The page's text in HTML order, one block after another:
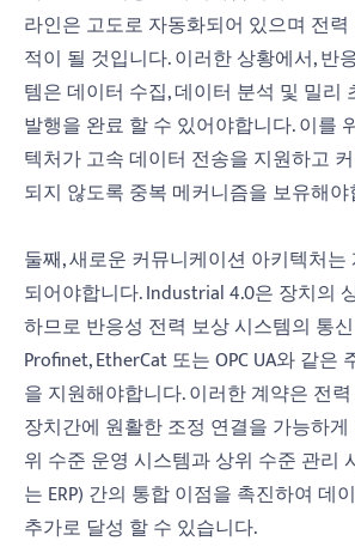
라인은 고도로 자동화되어 있으며 전
적이 될 것입니다. 이러한 상황에서, 반
템은 데이터 수집, 데이터 분석 및 밀리
발행을 완료 할 수 있어야합니다. 이를
텍처가 고속 데이터 전송을 지원하고
되지 않도록 중복 메커니즘을 보유해야
둘째, 새로운 커뮤니케이션 아키텍처
되어야합니다. Industrial 4.0은 장치의
하므로 반응성 전력 보상 시스템의 통
Profinet, EtherCat 또는 OPC UA와 같은
을 지원해야합니다. 이러한 계약은 전
장치간에 원활한 조정 연결을 가능하
위 수준 운영 시스템과 상위 수준 관리
는 ERP) 간의 통합 이점을 촉진하여 데
추가로 달성 할 수 있습니다.